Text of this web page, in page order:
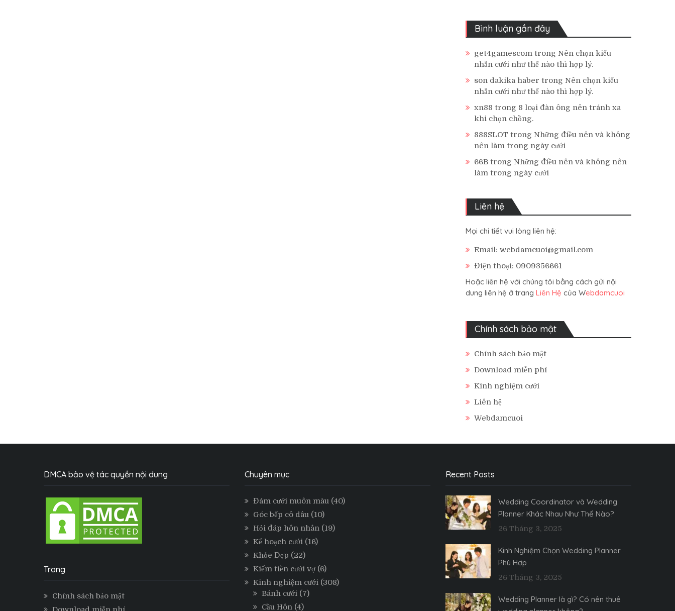
Bình luận gần đây
get4gamescom trong Nên chọn kiểu
nhẫn cưới như thế nào thì hợp lý.
son dakika haber trong Nên chọn kiểu
nhẫn cưới như thế nào thì hợp lý.
xn88 trong 8 loại đàn ông nên tránh xa
khi chọn chồng.
888SLOT trong Những điều nên và không
nên làm trong ngày cưới
66B trong Những điều nên và không nên
làm trong ngày cưới
Liên hệ
Mọi chi tiết vui lòng liên hệ:
Email: webdamcuoi@gmail.com
Điện thoại: 0909356661
Hoặc liên hệ với chúng tôi bằng cách gửi nội
dung liên hệ ở trang Liên Hệ của Webdamcuoi
Chính sách bảo mật
Chính sách bảo mật
Download miễn phí
Kinh nghiệm cưới
Liên hệ
Webdamcuoi
DMCA bảo vệ tác quyền nội dung
Trang
Chính sách bảo mật
Chuyên mục
Đám cưới muôn màu(40)
Góc bếp cô dâu(10)
Hỏi đáp hôn nhân(19)
Kế hoạch cưới(16)
Khỏe Đẹp (22)
Kiếm tiền cưới vợ(6)
Kinh nghiệm cưới(308)
Bánh cưới(7)
Cầu Hôn(4)
Recent Posts
Wedding Coordinator và Wedding
Planner Khác Nhau Như Thế Nào?
26 Tháng 3, 2025
Kinh Nghiệm Chọn Wedding Planner
Phù Hợp
26 Tháng 3, 2025
Wedding Planner là gì? Có nên thuê